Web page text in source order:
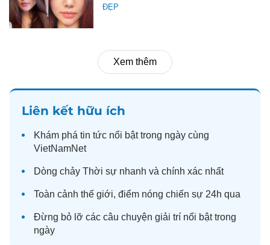
ĐẸP
Xem thêm
Liên kết hữu ích
Khám phá tin tức nổi bật trong ngày cùng
VietNamNet
Dòng chảy Thời sự nhanh và chính xác nhất
Toàn cảnh thế giới, điểm nóng chiến sự 24h qua
Đừng bỏ lỡ các câu chuyện giải trí nổi bật trong
ngày